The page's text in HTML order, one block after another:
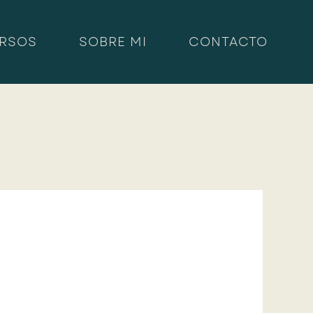
SOBRE MI CONTACTO